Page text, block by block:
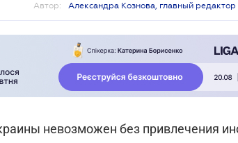
Автор: Александра Кознова, главный редактор
невозможен без привлечения